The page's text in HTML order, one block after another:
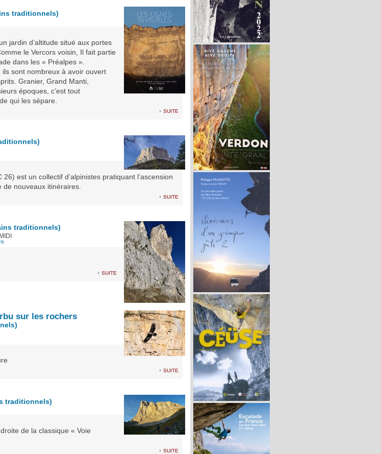
traditionnels)
jardin d’altitude situé aux portes
le Vercors voisin, Il fait partie
dans les « Préalpes ».
sont nombreux à avoir ouvert
Granier, Grand Manti,
époques, c’est tout
qui les sépare.
suite
26) est un collectif d’alpinistes pratiquant l’ascension
de nouveaux itinéraires.
suite
traditionnels)
suite
sur les rochers
suite
traditionnels)
de la classique « Voie
suite